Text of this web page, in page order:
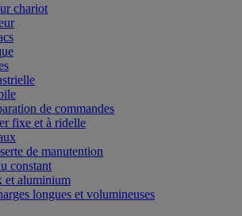
chariot
de commandes
fixe et à ridelle
de manutention
constant
et aluminium
longues et volumineuses